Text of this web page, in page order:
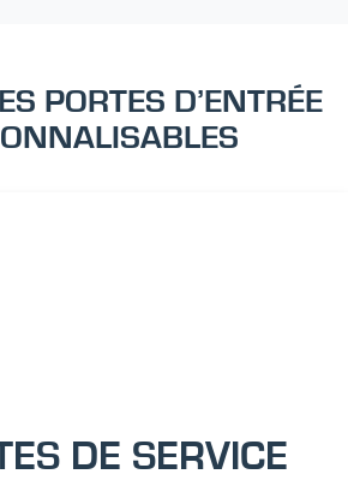
PORTES D’ENTRÉE
DE SERVICE